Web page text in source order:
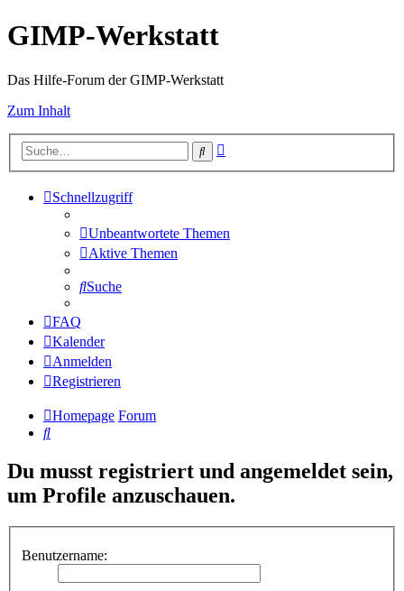
GIMP-Werkstatt
Das Hilfe-Forum der GIMP-Werkstatt
Zum Inhalt
Suche
Schnellzugriff
Unbeantwortete Themen
Aktive Themen
Suche
FAQ
Kalender
Anmelden
Registrieren
Homepage Forum
Suche
Du musst registriert und angemeldet sein,
um Profile anzuschauen.
Benutzername: